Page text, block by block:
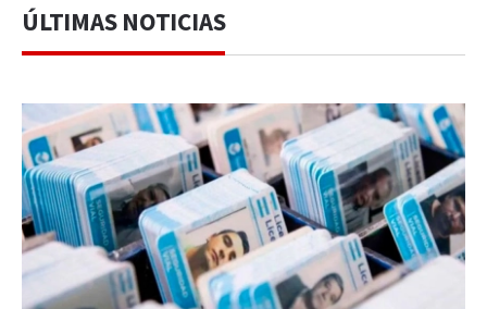
ÚLTIMAS NOTICIAS